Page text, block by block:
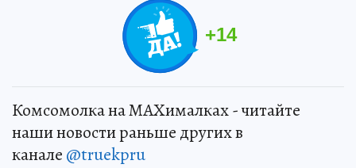
+14
Комсомолка на MAXималках - читайте
наши новости раньше других в
канале @truekpru